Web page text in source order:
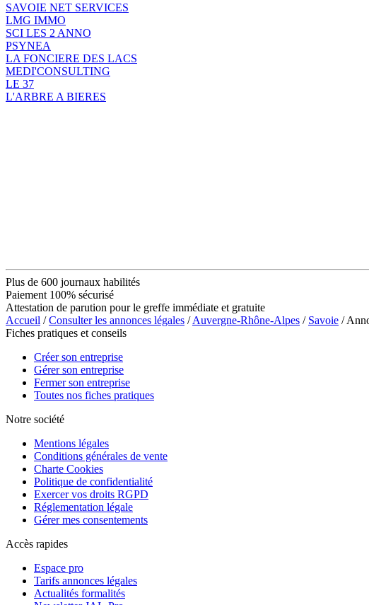
SAVOIE NET SERVICES
LMG IMMO
SCI LES 2 ANNO
PSYNEA
LA FONCIERE DES LACS
MEDI'CONSULTING
LE 37
L'ARBRE A BIERES
Plus de 600 journaux habilités
Paiement 100% sécurisé
Attestation de parution pour le greffe immédiate et gratuite
Accueil /Consulter les annonces légales /Auvergne-Rhône-Alpes / Savoie /
Fiches pratiques et conseils
Créer son entreprise
Gérer son entreprise
Fermer son entreprise
Toutes nos fiches pratiques
Notre société
Mentions légales
Conditions générales de vente
Charte Cookies
Politique de confidentialité
Exercer vos droits RGPD
Réglementation légale
Gérer mes consentements
Accès rapides
Espace pro
Tarifs annonces légales
Actualités formalités